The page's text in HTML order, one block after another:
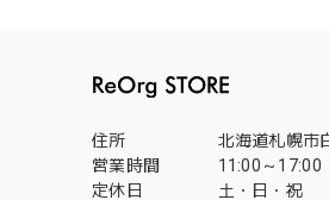
住所
北海道札幌市
営業時間
11:00～17:00
定休日
土・日・祝